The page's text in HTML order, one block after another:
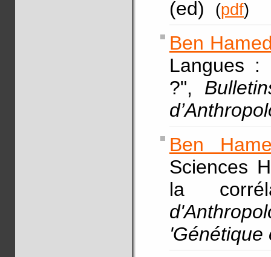
(ed)
(pdf)
Ben
Langues :
?",
Ben
Sciences
la
'Génétique